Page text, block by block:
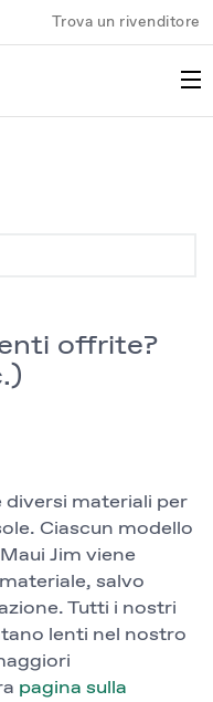
Trova un rivenditore
offrite?
materiali per
Ciascun modello
Jim viene
salvo
Tutti i nostri
lenti nel nostro
pagina sulla